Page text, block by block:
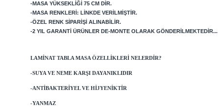
-MASA YÜKSEKLIĞI 75 CM DIR.
-MASA RENKLERI: LINKDE VERILMIŞTIR.
-ÖZEL RENK SIPARIŞI ALINABILIR.
-2 YIL GARANTI ÜRÜNLER DE-MONTE OLARAK GÖNDERILMEKTEDIR...
LAMINAT TABLA MASA ÖZELLIKLERI NELERDIR?
-SUYA VE NEME KARŞI DAYANIKLIDIR
-ANTIBAKTERIYEL VE HIJYENIKTIR
-YANMAZ